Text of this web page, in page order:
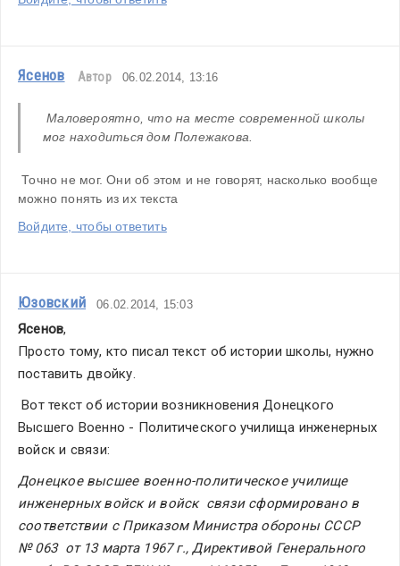
Ясенов Автор 06.02.2014, 13:16
Маловероятно, что на месте современной школы
мог находиться дом Полежакова.
Точно не мог. Они об этом и не говорят, насколько вообще
можно понять из их текста
Войдите, чтобы ответить
Юзовский 06.02.2014, 15:03
Ясенов,
Просто тому, кто писал текст об истории школы, нужно
поставить двойку.
Вот текст об истории возникновения Донецкого
Высшего Военно - Политического училища инженерных
войск и связи:
Донецкоe высшеe военно-политическоe училищe
инженерных войск и войск  связи сформировано в
соответствии с Приказом Министра обороны СССР
№ 063  от 13 марта 1967 г., Директивой Генерального